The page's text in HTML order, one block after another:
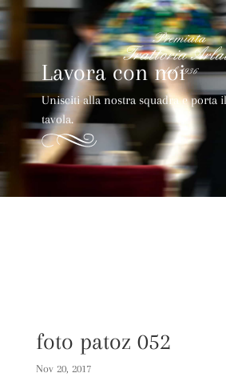
Lavora con noi
Unisciti alla nostra squadra e porta
tavola.
foto patoz 052
Nov 20, 2017